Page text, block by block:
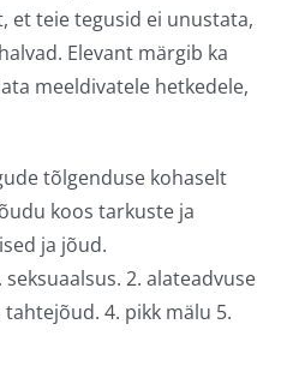
et teie tegusid ei unustata,
Elevant märgib ka
meeldivatele hetkedele,
tõlgenduse kohaselt
koos tarkuste ja
ja jõud.
seksuaalsus. 2. alateadvuse
4. pikk mälu 5.